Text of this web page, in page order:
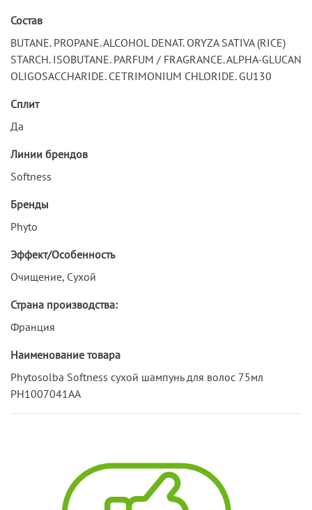
Состав
BUTANE. PROPANE. ALCOHOL DENAT. ORYZA SATIVA (RICE)
STARCH. ISOBUTANE. PARFUM / FRAGRANCE. ALPHA-GLUCAN
OLIGOSACCHARIDE. CETRIMONIUM CHLORIDE. GU130
Сплит
Да
Линии брендов
Softness
Бренды
Phyto
Эффект/Особенность
Очищение, Сухой
Страна производства:
Франция
Наименование товара
Phytosolba Softness сухой шампунь для волос 75мл
PH1007041AA